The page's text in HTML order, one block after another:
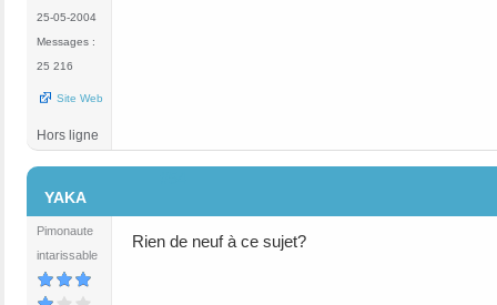
25-05-2004
Messages :
25 216
Site Web
Hors ligne
YAKA
Pimonaute
intarissable
Rien de neuf à ce sujet?